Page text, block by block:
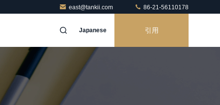
east@tankii.com 86-21-56110178
Japanese 引用